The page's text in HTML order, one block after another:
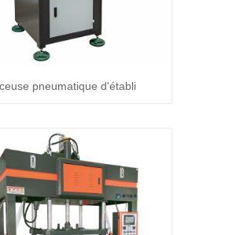
pneumatique d'établi